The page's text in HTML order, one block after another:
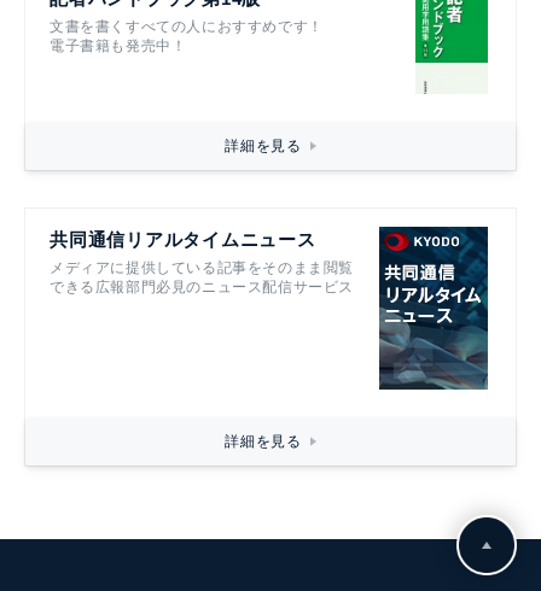
文書を書くすべての人におすすめです！
電子書籍も発売中！
詳細を見る
共同通信リアルタイムニュース
メディアに提供している記事をそのまま閲覧
できる広報部門必見のニュース配信サービス
詳細を見る